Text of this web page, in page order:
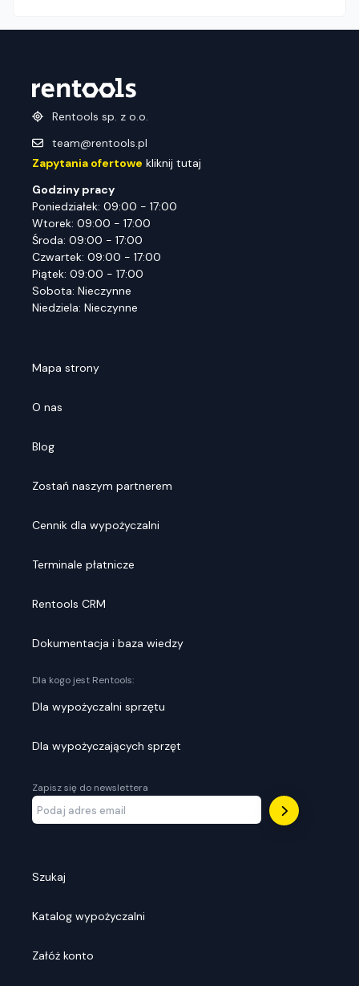
Rentools sp. z o.o.
team@rentools.pl
Zapytania ofertowe kliknij tutaj
Godziny pracy
Poniedziałek: 09:00 - 17:00
Wtorek: 09:00 - 17:00
Środa: 09:00 - 17:00
Czwartek: 09:00 - 17:00
Piątek: 09:00 - 17:00
Sobota: Nieczynne
Niedziela: Nieczynne
Mapa strony
O nas
Blog
Zostań naszym partnerem
Cennik dla wypożyczalni
Terminale płatnicze
Rentools CRM
Dokumentacja i baza wiedzy
Dla kogo jest Rentools:
Dla wypożyczalni sprzętu
Dla wypożyczających sprzęt
Zapisz się do newslettera
Szukaj
Katalog wypożyczalni
Załóż konto